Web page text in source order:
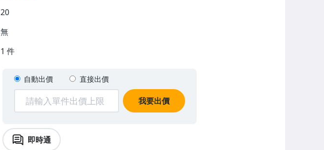
20
無
1 件
自動出價 直接出價
我要出價
即時通